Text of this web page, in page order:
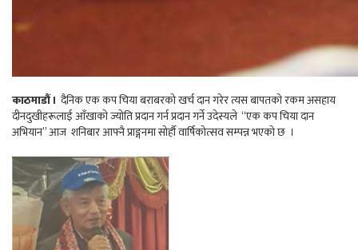
काठमाडौं । दैनिक एक कप चिया बराबरको खर्च दान गरेर त्यस बापतकाे रकम असहाय
दीनदुखीहरूलाई आँखाकाे ज्याेति प्रदान गर्न प्रदान गर्ने उदेस्यले “एक कप चिया दान
अभियान” आज शनिबार आफ्नै प्राङ्गनमा सोर्हौ वार्षिकोत्सव सम्पन्न भएकाे छ ।